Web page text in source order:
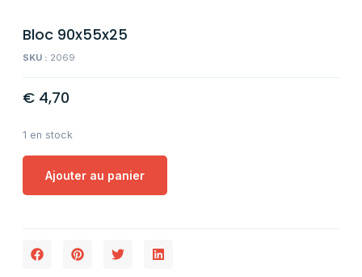
Bloc 90x55x25
SKU : 2069
€ 4,70
1 en stock
Ajouter au panier